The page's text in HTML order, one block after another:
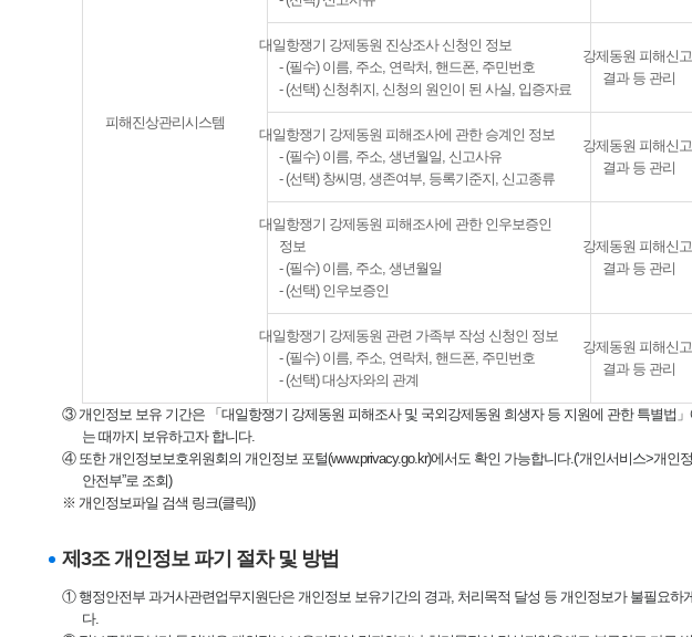
피해진상관리시스템
대일항쟁기 강제동원 진상조사 신청인 정보
- (필수) 이름, 주소, 연락처, 핸드폰, 주민번호
- (선택) 신청취지, 신청의 원인이 된 사실, 입증자료
강제동원 피해신
결과 등 관리
대일항쟁기 강제동원 피해조사에 관한 승계인 정보
- (필수) 이름, 주소, 생년월일, 신고사유
- (선택) 창씨명, 생존여부, 등록기준지, 신고종류
강제동원 피해신
결과 등 관리
대일항쟁기 강제동원 피해조사에 관한 인우보증인
정보
- (필수) 이름, 주소, 생년월일
- (선택) 인우보증인
강제동원 피해신
결과 등 관리
대일항쟁기 강제동원 관련 가족부 작성 신청인 정보
- (필수) 이름, 주소, 연락처, 핸드폰, 주민번호
- (선택) 대상자와의 관계
강제동원 피해신
결과 등 관리
③ 개인정보 보유 기간은 「대일항쟁기 강제동원 피해조사 및 국외강제동원 희생자 등 지원에 관한 특별법
는 때까지 보유하고자 합니다.
④ 또한 개인정보보호위원회의 개인정보 포털(www.privacy.go.kr)에서도 확인 가능합니다.(‘개인서비스>개인
안전부”로 조회)
※ 개인정보파일 검색 링크(클릭))
제3조 개인정보 파기 절차 및 방법
① 행정안전부 과거사관련업무지원단은 개인정보 보유기간의 경과, 처리목적 달성 등 개인정보가 불필요하
다.